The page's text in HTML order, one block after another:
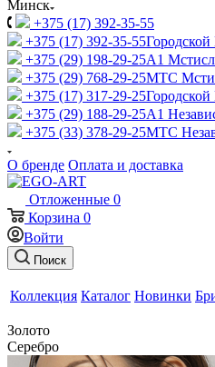
Минск
+375 (17) 392-35-55
+375 (17) 392-35-55
+375 (29) 198-29-25A1
+375 (29) 768-29-25МТС
+375 (17) 317-29-25
+375 (29) 188-29-25A1
+375 (33) 378-29-25МТС
О бренде Оплата и доставка
Отложенные 0
Корзина 0
Войти
Поиск
Коллекция Каталог Новинки
Золото
Серебро